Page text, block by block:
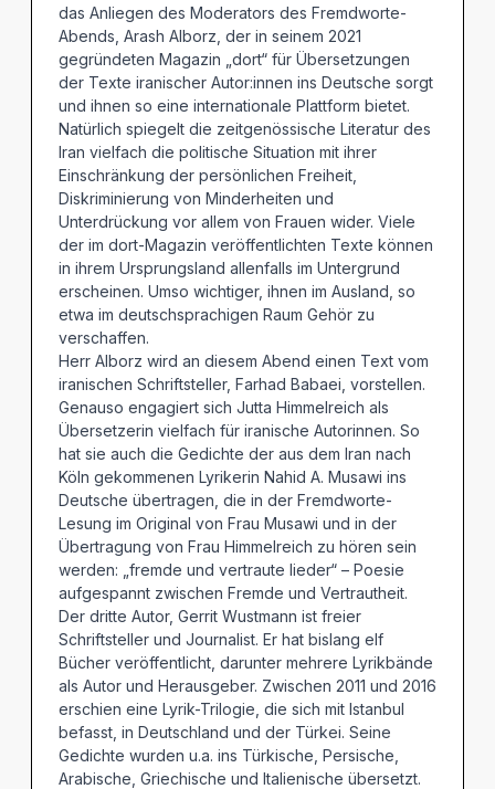
das Anliegen des Moderators des Fremdworte-
Abends, Arash Alborz, der in seinem 2021
gegründeten Magazin „dort“ für Übersetzungen
der Texte iranischer Autor:innen ins Deutsche sorgt
und ihnen so eine internationale Plattform bietet.
Natürlich spiegelt die zeitgenössische Literatur des
Iran vielfach die politische Situation mit ihrer
Einschränkung der persönlichen Freiheit,
Diskriminierung von Minderheiten und
Unterdrückung vor allem von Frauen wider. Viele
der im dort-Magazin veröffentlichten Texte können
in ihrem Ursprungsland allenfalls im Untergrund
erscheinen. Umso wichtiger, ihnen im Ausland, so
etwa im deutschsprachigen Raum Gehör zu
verschaffen.
Herr Alborz wird an diesem Abend einen Text vom
iranischen Schriftsteller, Farhad Babaei, vorstellen.
Genauso engagiert sich Jutta Himmelreich als
Übersetzerin vielfach für iranische Autorinnen. So
hat sie auch die Gedichte der aus dem Iran nach
Köln gekommenen Lyrikerin Nahid A. Musawi ins
Deutsche übertragen, die in der Fremdworte-
Lesung im Original von Frau Musawi und in der
Übertragung von Frau Himmelreich zu hören sein
werden: „fremde und vertraute lieder“ – Poesie
aufgespannt zwischen Fremde und Vertrautheit.
Der dritte Autor, Gerrit Wustmann ist freier
Schriftsteller und Journalist. Er hat bislang elf
Bücher veröffentlicht, darunter mehrere Lyrikbände
als Autor und Herausgeber. Zwischen 2011 und 2016
erschien eine Lyrik-Trilogie, die sich mit Istanbul
befasst, in Deutschland und der Türkei. Seine
Gedichte wurden u.a. ins Türkische, Persische,
Arabische, Griechische und Italienische übersetzt.